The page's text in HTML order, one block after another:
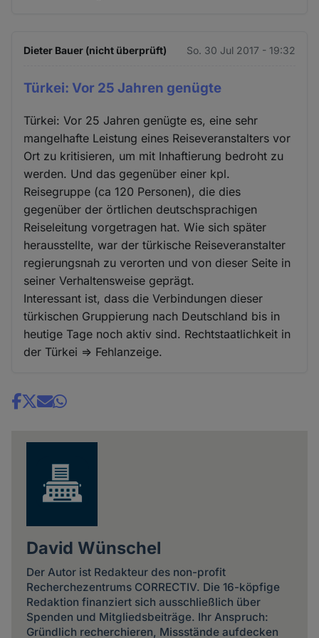
Dieter Bauer (nicht überprüft) So. 30 Jul 2017 - 19:32
Türkei: Vor 25 Jahren genügte
Türkei: Vor 25 Jahren genügte es, eine sehr
mangelhafte Leistung eines Reiseveranstalters vor
Ort zu kritisieren, um mit Inhaftierung bedroht zu
werden. Und das gegenüber einer kpl.
Reisegruppe (ca 120 Personen), die dies
gegenüber der örtlichen deutschsprachigen
Reiseleitung vorgetragen hat. Wie sich später
herausstellte, war der türkische Reiseveranstalter
regierungsnah zu verorten und von dieser Seite in
seiner Verhaltensweise geprägt.
Interessant ist, dass die Verbindungen dieser
türkischen Gruppierung nach Deutschland bis in
heutige Tage noch aktiv sind. Rechtstaatlichkeit in
der Türkei => Fehlanzeige.
Share
David Wünschel
Der Autor ist Redakteur des non-profit
Recherchezentrums CORRECTIV. Die 16-köpfige
Redaktion finanziert sich ausschließlich über
Spenden und Mitgliedsbeiträge. Ihr Anspruch:
Gründlich recherchieren, Missstände aufdecken